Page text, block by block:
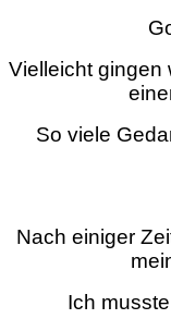
Vielleicht gingen
So viele
Nach einiger
Ich